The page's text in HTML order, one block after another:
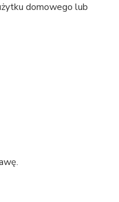
domowego lub